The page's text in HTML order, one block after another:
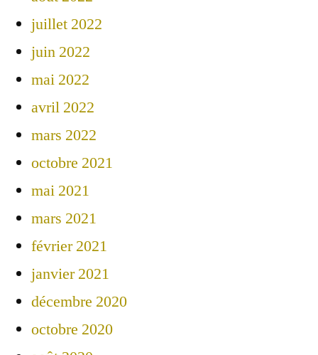
juillet 2022
juin 2022
mai 2022
avril 2022
mars 2022
octobre 2021
mai 2021
mars 2021
février 2021
janvier 2021
décembre 2020
octobre 2020